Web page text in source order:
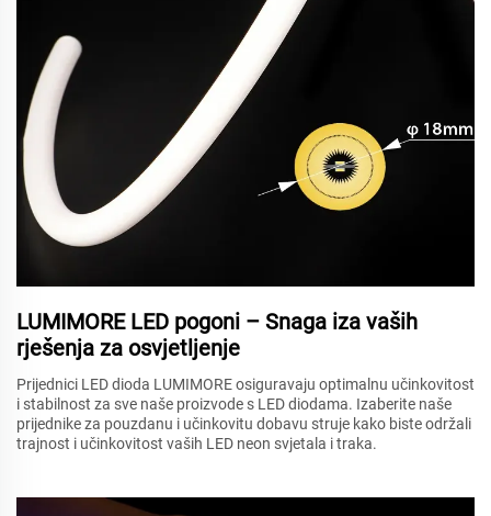
LUMIMORE LED pogoni – Snaga iza vaših
rješenja za osvjetljenje
Prijednici LED dioda LUMIMORE osiguravaju optimalnu učinkovitost
i stabilnost za sve naše proizvode s LED diodama. Izaberite naše
prijednike za pouzdanu i učinkovitu dobavu struje kako biste održali
trajnost i učinkovitost vaših LED neon svjetala i traka.